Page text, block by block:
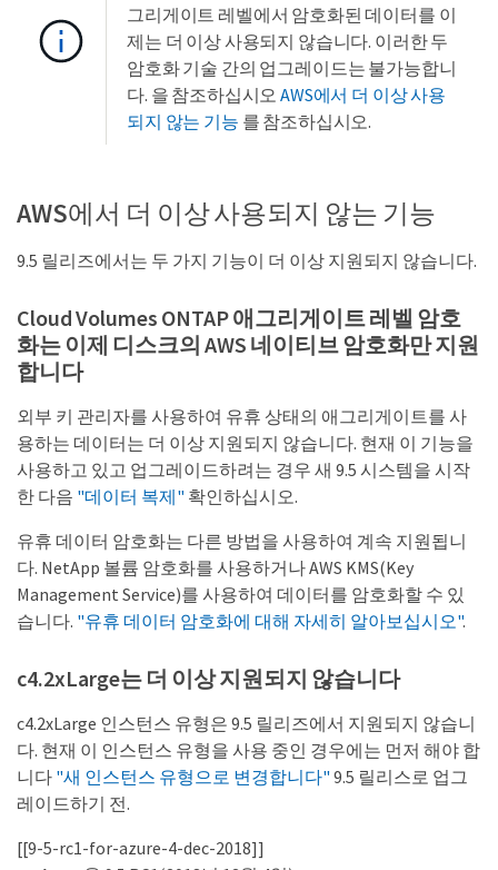
그리게이트 레벨에서 암호화된 데이터를 이
제는 더 이상 사용되지 않습니다. 이러한 두
암호화 기술 간의 업그레이드는 불가능합니
다. 을 참조하십시오AWS에서 더 이상 사용
되지 않는 기능 를 참조하십시오.
AWS에서 더 이상 사용되지 않는 기능
9.5 릴리즈에서는 두 가지 기능이 더 이상 지원되지 않습니다.
Cloud Volumes ONTAP 애그리게이트 레벨 암호
화는 이제 디스크의 AWS 네이티브 암호화만 지원
합니다
외부 키 관리자를 사용하여 유휴 상태의 애그리게이트를 사
용하는 데이터는 더 이상 지원되지 않습니다. 현재 이 기능을
사용하고 있고 업그레이드하려는 경우 새 9.5 시스템을 시작
한 다음 "데이터 복제" 확인하십시오.
유휴 데이터 암호화는 다른 방법을 사용하여 계속 지원됩니
다. NetApp 볼륨 암호화를 사용하거나 AWS KMS(Key
Management Service)를 사용하여 데이터를 암호화할 수 있
습니다. "유휴 데이터 암호화에 대해 자세히 알아보십시오".
c4.2xLarge는 더 이상 지원되지 않습니다
c4.2xLarge 인스턴스 유형은 9.5 릴리즈에서 지원되지 않습니
다. 현재 이 인스턴스 유형을 사용 중인 경우에는 먼저 해야 합
니다 "새 인스턴스 유형으로 변경합니다" 9.5 릴리스로 업그
레이드하기 전.
[[9-5-rc1-for-azure-4-dec-2018]]